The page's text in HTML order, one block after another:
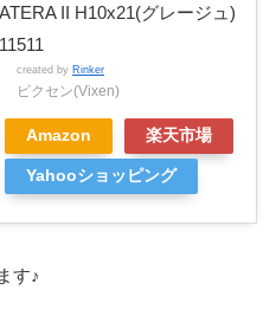
ATERA II H10x21(グレージュ)
11511
created by Rinker
ビクセン(Vixen)
Amazon 楽天市場
Yahooショッピング
す♪